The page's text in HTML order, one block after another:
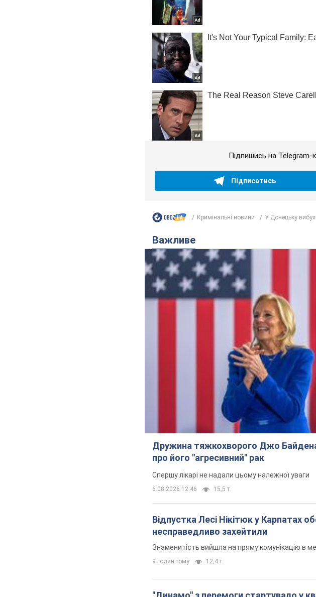
Підпишись на Telegram-
Підписатись
Кримінальні новини У Донецьку
Важливе
Дружина тяжкохворого Джо
про його "агресивний" рак
Спершу лікарі не надали цьому належної уваги
6.08.2026 12:46 15,5 т.
Відпустка Лесі Нікітюк у Карпатах
несправедливо захейтили
Знаменитість вийшла на пряму комунікацію в
9 годин тому 12,4 т.